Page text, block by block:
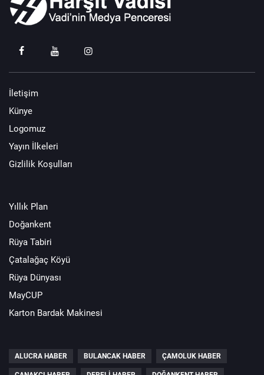
İletişim
Künye
Logomuz
Yayın İlkeleri
Gizlilik Koşulları
Yıllık Plan
Doğankent
Rüya Tabiri
Çatalağaç Köyü
Rüya Dünyası
MayCUP
Karton Bardak Makinesi
ALUCRA HABER BULANCAK HABER ÇAMOLUK HABER